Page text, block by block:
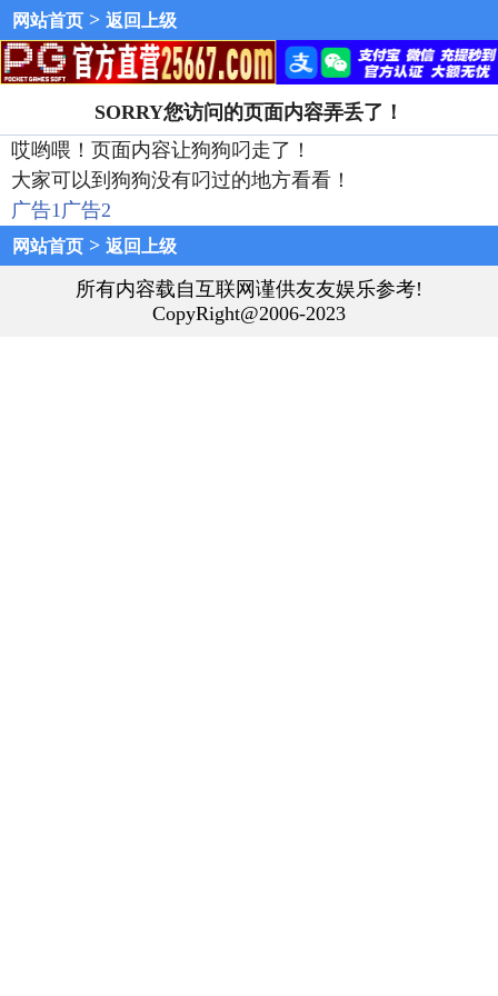
网站首页 > 返回上级
SORRY您访问的页面内容弄丢了！
哎哟喂！页面内容让狗狗叼走了！
大家可以到狗狗没有叼过的地方看看！
广告1广告2
网站首页 > 返回上级
所有内容载自互联网谨供友友娱乐参考!
CopyRight@2006-2023